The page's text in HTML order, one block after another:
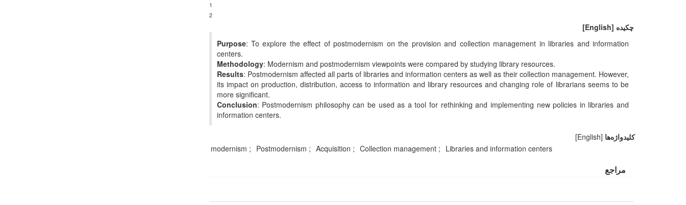
1
2
چکیده [English]
Purpose: To explore the effect of postmodernism on the provision and collection management in libraries and information
centers.
Methodology: Modernism and postmodernism viewpoints were compared by studying library resources.
Results: Postmodernism affected all parts of libraries and information centers as well as their collection management. However,
its impact on production, distribution, access to information and library resources and changing role of librarians seems to be
more significant.
Conclusion: Postmodernism philosophy can be used as a tool for rethinking and implementing new policies in libraries and
information centers.
کلیدواژه‌ها [English]
modernism
Postmodernism Acquisition Collection management Libraries and information centers
مراجع